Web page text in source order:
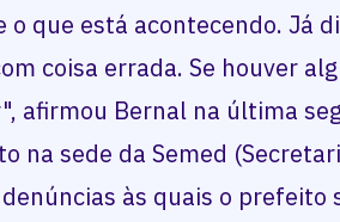
o que está acontecendo. Já
coisa errada. Se houver
afirmou Bernal na última
na sede da Semed
denúncias às quais o prefeito